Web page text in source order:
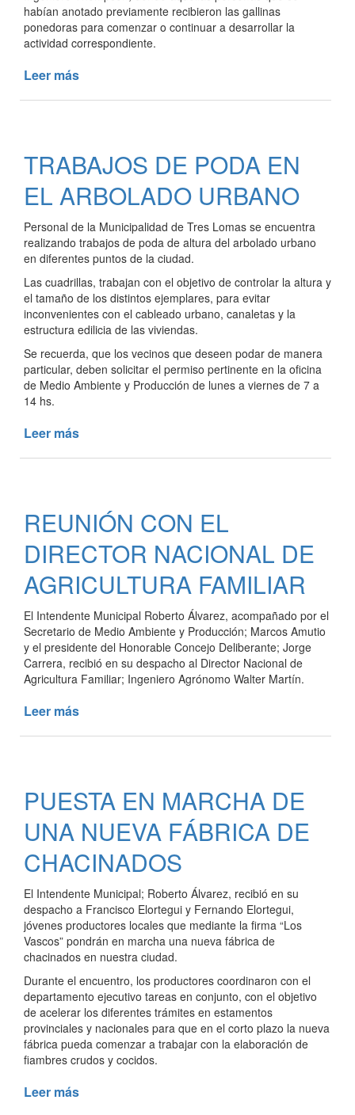
habían anotado previamente recibieron las gallinas
ponedoras para comenzar o continuar a desarrollar la
actividad correspondiente.
Leer más
TRABAJOS DE PODA EN
EL ARBOLADO URBANO
Personal de la Municipalidad de Tres Lomas se encuentra
realizando trabajos de poda de altura del arbolado urbano
en diferentes puntos de la ciudad.
Las cuadrillas, trabajan con el objetivo de controlar la altura y
el tamaño de los distintos ejemplares, para evitar
inconvenientes con el cableado urbano, canaletas y la
estructura edilicia de las viviendas.
Se recuerda, que los vecinos que deseen podar de manera
particular, deben solicitar el permiso pertinente en la oficina
de Medio Ambiente y Producción de lunes a viernes de 7 a
14 hs.
Leer más
EL
ARBOLADO
URBANO
REUNIÓN CON EL
DIRECTOR NACIONAL DE
AGRICULTURA FAMILIAR
El Intendente Municipal Roberto Álvarez, acompañado por el
Secretario de Medio Ambiente y Producción; Marcos Amutio
y el presidente del Honorable Concejo Deliberante; Jorge
Carrera, recibió en su despacho al Director Nacional de
Agricultura Familiar; Ingeniero Agrónomo Walter Martín.
Leer más
NACIONAL
DE
AGRICULTURA
FAMILIAR
PUESTA EN MARCHA DE
UNA NUEVA FÁBRICA DE
CHACINADOS
El Intendente Municipal; Roberto Álvarez, recibió en su
despacho a Francisco Elortegui y Fernando Elortegui,
jóvenes productores locales que mediante la firma “Los
Vascos” pondrán en marcha una nueva fábrica de
chacinados en nuestra ciudad.
Durante el encuentro, los productores coordinaron con el
departamento ejecutivo tareas en conjunto, con el objetivo
de acelerar los diferentes trámites en estamentos
provinciales y nacionales para que en el corto plazo la nueva
fábrica pueda comenzar a trabajar con la elaboración de
fiambres crudos y cocidos.
Leer más